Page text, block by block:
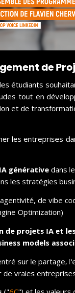
de
étudiants
tout en
et de
les entreprises
générativedans
les stratégies
de vibe
Optimization)
de projets IA et
models
sur le partage,
de vraies
de Visiativ, Co-
des dynamiques
au sein du
des start-ups,
tous
qui
des idées, des